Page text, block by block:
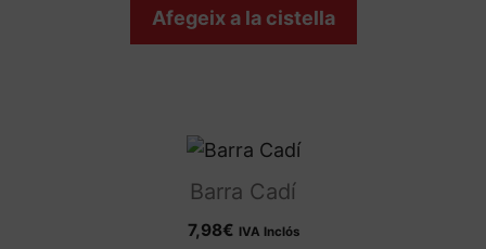
Afegeix a la cistella
Barra Cadí
7,98€ IVA Inclós